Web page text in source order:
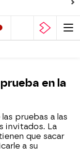
en la
pruebas a las
invitados. La
que sacar
a su